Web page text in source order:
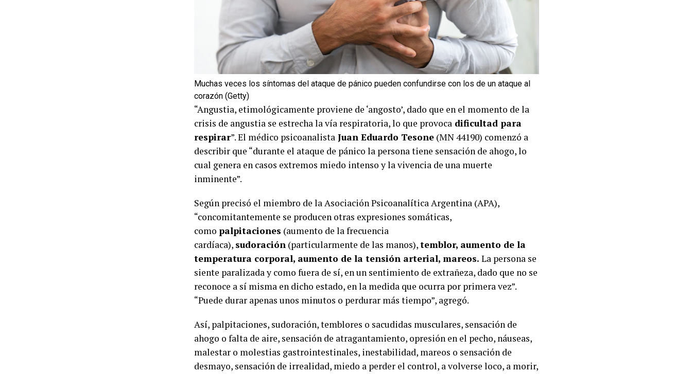
Muchas veces los síntomas del ataque de pánico pueden confundirse con los de un ataque al
corazón (Getty)
“Angustia, etimológicamente proviene de ‘angosto’, dado que en el momento de la
crisis de angustia se estrecha la vía respiratoria, lo que provoca dificultad para
respirar”. El médico psicoanalista Juan Eduardo Tesone (MN 44190) comenzó a
describir que “durante el ataque de pánico la persona tiene sensación de ahogo, lo
cual genera en casos extremos miedo intenso y la vivencia de una muerte
inminente”.
Según precisó el miembro de la Asociación Psicoanalítica Argentina (APA),
“concomitantemente se producen otras expresiones somáticas,
como palpitaciones (aumento de la frecuencia
cardíaca), sudoración (particularmente de las manos),temblor, aumento de la
temperatura corporal, aumento de la tensión arterial, mareos. La persona se
siente paralizada y como fuera de sí, en un sentimiento de extrañeza, dado que no se
reconoce a sí misma en dicho estado, en la medida que ocurra por primera vez”.
“Puede durar apenas unos minutos o perdurar más tiempo”, agregó.
Así, palpitaciones, sudoración, temblores o sacudidas musculares, sensación de
ahogo o falta de aire, sensación de atragantamiento, opresión en el pecho, náuseas,
malestar o molestias gastrointestinales, inestabilidad, mareos o sensación de
desmayo, sensación de irrealidad, miedo a perder el control, a volverse loco, a morir,